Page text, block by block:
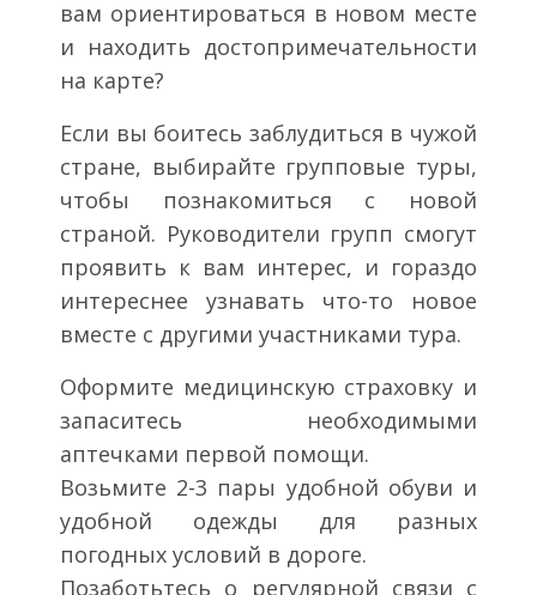
вам ориентироваться в новом месте
и находить достопримечательности
на карте?
Если вы боитесь заблудиться в чужой
стране, выбирайте групповые туры,
чтобы познакомиться с новой
страной. Руководители групп смогут
проявить к вам интерес, и гораздо
интереснее узнавать что-то новое
вместе с другими участниками тура.
Оформите медицинскую страховку и
запаситесь необходимыми
аптечками первой помощи.
Возьмите 2-3 пары удобной обуви и
удобной одежды для разных
погодных условий в дороге.
Позаботьтесь о регулярной связи с